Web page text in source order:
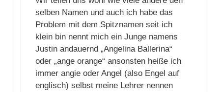
selben Namen und auch ich habe das
Problem mit dem Spitznamen seit ich
klein bin nennt mich ein Junge namens
Justin andauernd „Angelina Ballerina“
oder „ange orange“ ansonsten heiße ich
immer angie oder Angel (also Engel auf
englisch) selbst meine Lehrer nennen